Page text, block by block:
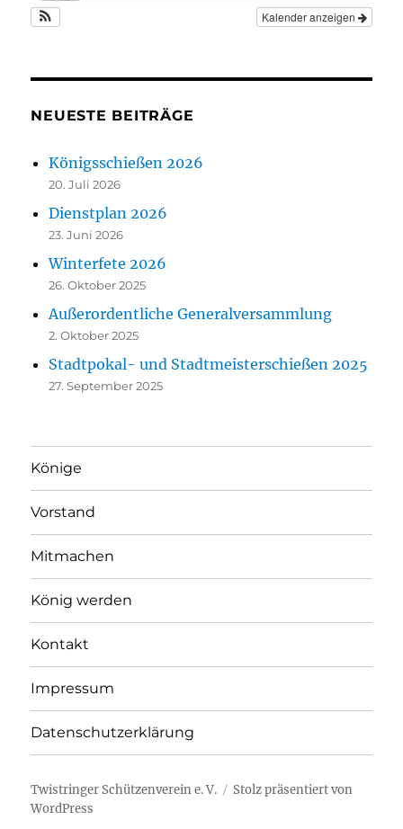
Kalender anzeigen
NEUESTE BEITRÄGE
Königsschießen 2026
20. Juli 2026
Dienstplan 2026
23. Juni 2026
Winterfete 2026
26. Oktober 2025
Außerordentliche Generalversammlung
2. Oktober 2025
Stadtpokal- und Stadtmeisterschießen 2025
27. September 2025
Könige
Vorstand
Mitmachen
König werden
Kontakt
Impressum
Datenschutzerklärung
Twistringer Schützenverein e. V.
Stolz präsentiert von
WordPress